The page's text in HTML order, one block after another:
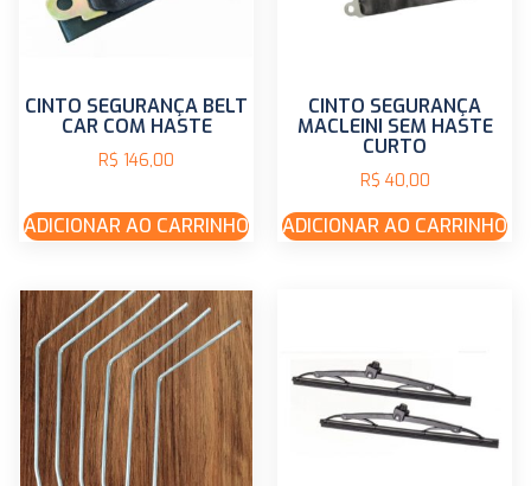
CINTO SEGURANÇA BELT
CAR COM HASTE
R$ 146,00
ADICIONAR AO CARRINHO
CINTO SEGURANÇA
MACLEINI SEM HASTE
CURTO
R$ 40,00
ADICIONAR AO CARRINHO